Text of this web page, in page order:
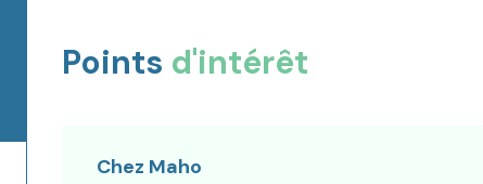
Points d'intérêt
Chez Maho